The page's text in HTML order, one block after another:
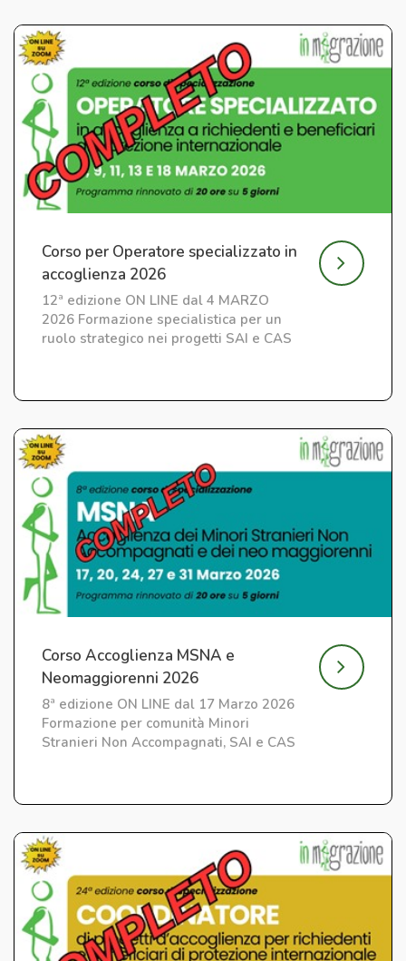
Corso per Operatore specializzato in
accoglienza 2026
12ª edizione ON LINE dal 4 MARZO
2026 Formazione specialistica per un
ruolo strategico nei progetti SAI e CAS
Corso Accoglienza MSNA e
Neomaggiorenni 2026
8ª edizione ON LINE dal 17 Marzo 2026
Formazione per comunità Minori
Stranieri Non Accompagnati, SAI e CAS